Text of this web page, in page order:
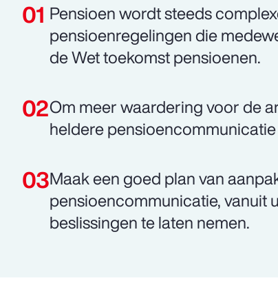
Pensioen wordt steeds
pensioenregelingen die
de Wet toekomst pensioenen.
Om meer waardering voor de
heldere
Maak een goed plan van
pensioencommunicatie, vanuit
beslissingen te laten nemen.